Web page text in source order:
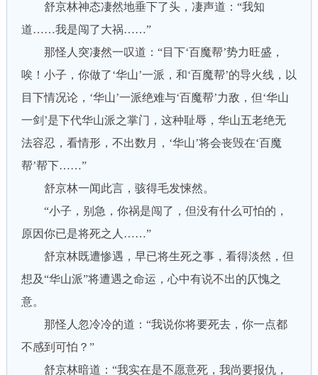
舒京林神态凄然地垂下了头，凄声道：“我知
道……我是闯了大祸……”
那怪人突凄然一叹道：“目下‘百魔帮’势力旺盛，
唉！小子，你做了‘华山’一派，和‘百魔帮’的导火线，以
目下情况论，‘华山’一派绝难与‘百魔帮’力敌，但‘华山
一剑’是下代华山派之掌门，这种耻辱，华山五老绝无
法容忍，看情形，不出数月，‘华山’将会丧毁在‘百魔
帮’帮下……”
舒京林一闻此言，骇得毛发悚然。
“小子，别急，你祸是闯了，但没有什么可怕的，
原因你已是将死之人……”
舒京林既遭惨遇，早已将生死之事，看得淡然，但
想及“华山派”将遭遇之命运，心中有说不出的仄愧之
意。
那怪人忽冷冷的道：“我说你将要死去，你一点都
不感到可怕？”
舒京林暗道：“我实在是不愿意死，我尚要报仇，